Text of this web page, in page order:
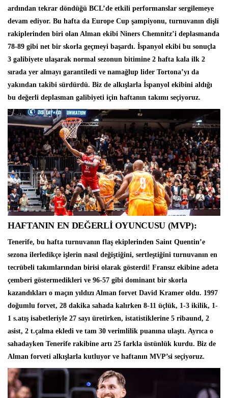
ardından tekrar döndüğü BCL’de etkili performanslar sergilemeye
devam ediyor. Bu hafta da Europe Cup şampiyonu, turnuvanın dişli
rakiplerinden biri olan Alman ekibi Niners Chemnitz’i deplasmanda
78-89 gibi net bir skorla geçmeyi başardı. İspanyol ekibi bu sonuçla
3 galibiyete ulaşarak normal sezonun bitimine 2 hafta kala ilk 2
sırada yer almayı garantiledi ve namağlup lider Tortona’yı da
yakından takibi sürdürdü. Biz de alkışlarla İspanyol ekibini aldığı
bu değerli deplasman galibiyeti için haftanın takımı seçiyoruz.
HAFTANIN EN DEĞERLİ OYUNCUSU (MVP):
Tenerife, bu hafta turnuvanın flaş ekiplerinden Saint Quentin’e
sezona ilerledikçe işlerin nasıl değiştiğini, sertleştiğini turnuvanın en
tecrübeli takımlarından birisi olarak gösterdi! Fransız ekibine adeta
çemberi göstermedikleri ve 96-57 gibi dominant bir skorla
kazandıkları o maçın yıldızı Alman forvet David Kramer oldu. 1997
doğumlu forvet, 28 dakika sahada kalırken 8-11 üçlük, 1-3 ikilik, 1-
1 s.atış isabetleriyle 27 sayı üretirken, istatistiklerine 5 ribaund, 2
asist, 2 t.çalma ekledi ve tam 30 verimlilik puanına ulaştı. Ayrıca o
sahadayken Tenerife rakibine artı 25 farkla üstünlük kurdu. Biz de
Alman forveti alkışlarla kutluyor ve haftanın MVP’si seçiyoruz.